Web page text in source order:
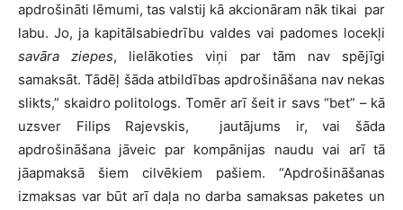
apdrošināti lēmumi, tas valstij kā akcionāram nāk tikai par
labu. Jo, ja kapitālsabiedrību valdes vai padomes locekļi
savāra ziepes, lielākoties viņi par tām nav spējīgi
samaksāt. Tādēļ šāda atbildības apdrošināšana nav nekas
slikts,” skaidro politologs. Tomēr arī šeit ir savs “bet” – kā
uzsver Filips Rajevskis, jautājums ir, vai šāda
apdrošināšana jāveic par kompānijas naudu vai arī tā
jāapmaksā šiem cilvēkiem pašiem. “Apdrošināšanas
izmaksas var būt arī daļa no darba samaksas paketes un